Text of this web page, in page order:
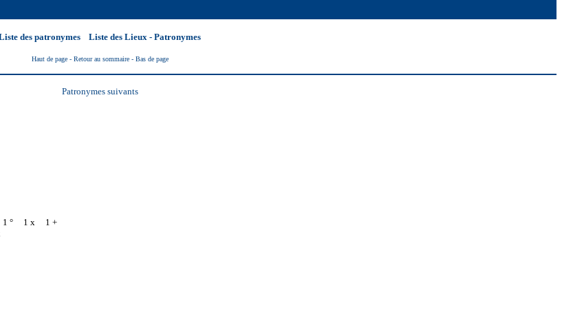
des patronymes Liste des Lieux - Patronymes
Haut de page - Retour au sommaire - Bas de page
Patronymes suivants
1 ° 1 x 1 +